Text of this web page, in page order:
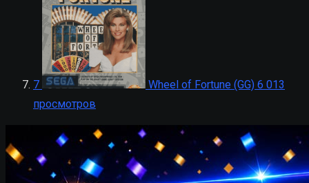
7 Wheel of Fortune (GG) 6 013
просмотров